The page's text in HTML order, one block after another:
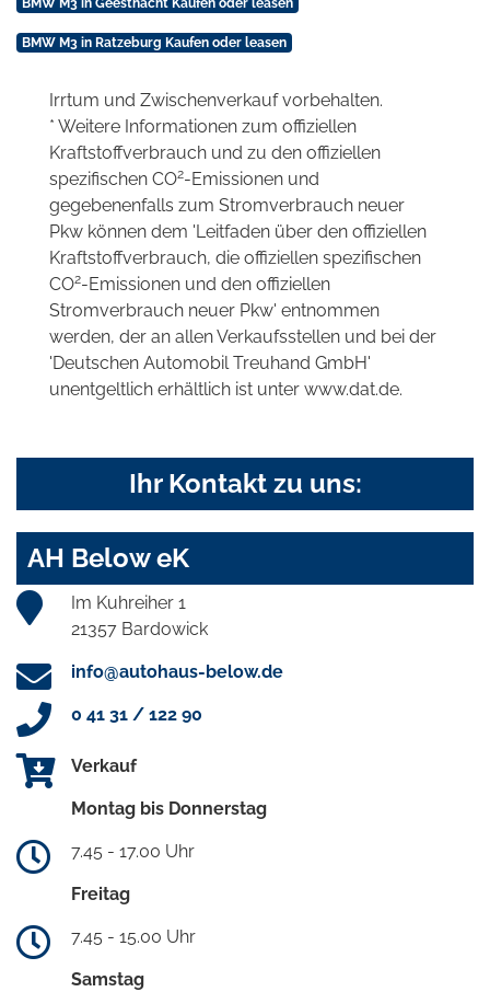
BMW M3 in Geesthacht Kaufen oder leasen
BMW M3 in Ratzeburg Kaufen oder leasen
Irrtum und Zwischenverkauf vorbehalten.
* Weitere Informationen zum offiziellen
Kraftstoffverbrauch und zu den offiziellen
spezifischen CO2-Emissionen und
gegebenenfalls zum Stromverbrauch neuer
Pkw können dem 'Leitfaden über den offiziellen
Kraftstoffverbrauch, die offiziellen spezifischen
CO2-Emissionen und den offiziellen
Stromverbrauch neuer Pkw' entnommen
werden, der an allen Verkaufsstellen und bei der
'Deutschen Automobil Treuhand GmbH'
unentgeltlich erhältlich ist unter www.dat.de.
Ihr Kontakt zu uns:
AH Below eK
Im Kuhreiher 1
21357 Bardowick
info@autohaus-below.de
0 41 31 / 122 90
Verkauf
Montag bis Donnerstag
7.45 - 17.00 Uhr
Freitag
7.45 - 15.00 Uhr
Samstag